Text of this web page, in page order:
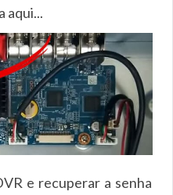
aqui...
e recuperar a senha